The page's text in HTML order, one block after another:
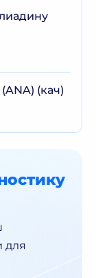
(кач)
для